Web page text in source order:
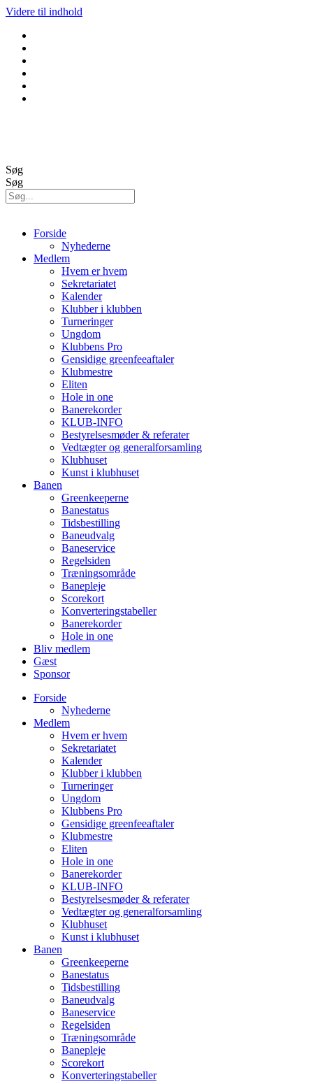
Videre til indhold
Søg
Søg
Forside
Nyhederne
Medlem
Hvem er hvem
Sekretariatet
Kalender
Klubber i klubben
Turneringer
Ungdom
Klubbens Pro
Gensidige greenfeeaftaler
Klubmestre
Eliten
Hole in one
Banerekorder
KLUB-INFO
Bestyrelsesmøder & referater
Vedtægter og generalforsamling
Klubhuset
Kunst i klubhuset
Banen
Greenkeeperne
Banestatus
Tidsbestilling
Baneudvalg
Baneservice
Regelsiden
Træningsområde
Banepleje
Scorekort
Konverteringstabeller
Banerekorder
Hole in one
Bliv medlem
Gæst
Sponsor
Forside
Nyhederne
Medlem
Hvem er hvem
Sekretariatet
Kalender
Klubber i klubben
Turneringer
Ungdom
Klubbens Pro
Gensidige greenfeeaftaler
Klubmestre
Eliten
Hole in one
Banerekorder
KLUB-INFO
Bestyrelsesmøder & referater
Vedtægter og generalforsamling
Klubhuset
Kunst i klubhuset
Banen
Greenkeeperne
Banestatus
Tidsbestilling
Baneudvalg
Baneservice
Regelsiden
Træningsområde
Banepleje
Scorekort
Konverteringstabeller